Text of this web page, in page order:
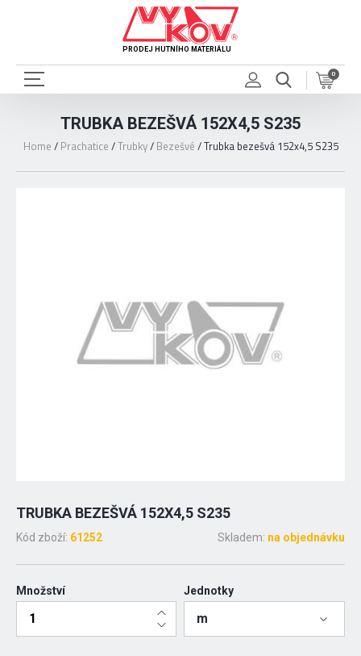
PRODEJ HUTNÍHO MATERIÁLU
0
TRUBKA BEZEŠVÁ 152X4,5 S235
Home / Prachatice /Trubky/ Bezešvé /Trubka bezešvá 152x4,5 S235
TRUBKA BEZEŠVÁ 152X4,5 S235
Kód zboží: 61252 Skladem: na objednávku
Množství Jednotky
m